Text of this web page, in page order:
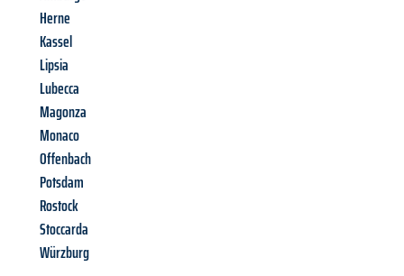
Herne
Kassel
Lipsia
Lubecca
Magonza
Monaco
Offenbach
Potsdam
Rostock
Stoccarda
Würzburg